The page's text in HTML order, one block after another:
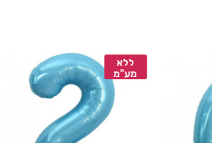
ללא
מע"מ